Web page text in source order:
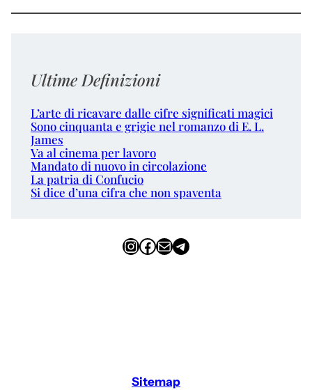
Ultime Definizioni
L’arte di ricavare dalle cifre significati magici
Sono cinquanta e grigie nel romanzo di E. L.
James
Va al cinema per lavoro
Mandato di nuovo in circolazione
La patria di Confucio
Si dice d’una cifra che non spaventa
InstagramFacebook Email Telegram
Sitemap